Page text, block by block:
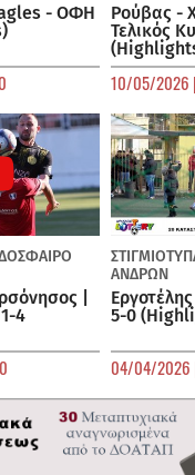
- ΟΦΗ
Ρούβας -
Τελικός
10/05/2026
|
4
ΑΝΔΡΏΝ
5-0
04/04/2026